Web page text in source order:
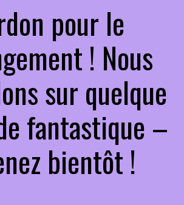
pour le
! Nous
sur quelque
fantastique –
bientôt !